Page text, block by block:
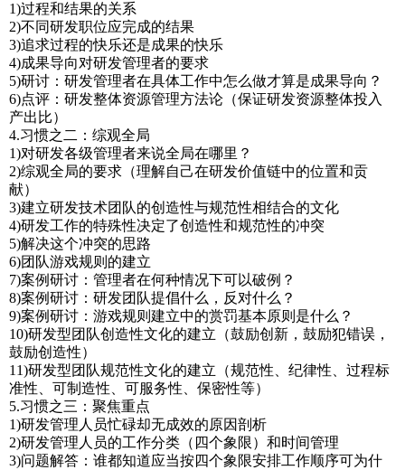
1)过程和结果的关系
2)不同研发职位应完成的结果
3)追求过程的快乐还是成果的快乐
4)成果导向对研发管理者的要求
5)研讨：研发管理者在具体工作中怎么做才算是成果导向？
6)点评：研发整体资源管理方法论（保证研发资源整体投入
产出比）
4.习惯之二：综观全局
1)对研发各级管理者来说全局在哪里？
2)综观全局的要求（理解自己在研发价值链中的位置和贡
献）
3)建立研发技术团队的创造性与规范性相结合的文化
4)研发工作的特殊性决定了创造性和规范性的冲突
5)解决这个冲突的思路
6)团队游戏规则的建立
7)案例研讨：管理者在何种情况下可以破例？
8)案例研讨：研发团队提倡什么，反对什么？
9)案例研讨：游戏规则建立中的赏罚基本原则是什么？
10)研发型团队创造性文化的建立（鼓励创新，鼓励犯错误，
鼓励创造性）
11)研发型团队规范性文化的建立（规范性、纪律性、过程标
准性、可制造性、可服务性、保密性等）
5.习惯之三：聚焦重点
1)研发管理人员忙碌却无成效的原因剖析
2)研发管理人员的工作分类（四个象限）和时间管理
3)问题解答：谁都知道应当按四个象限安排工作顺序可为什